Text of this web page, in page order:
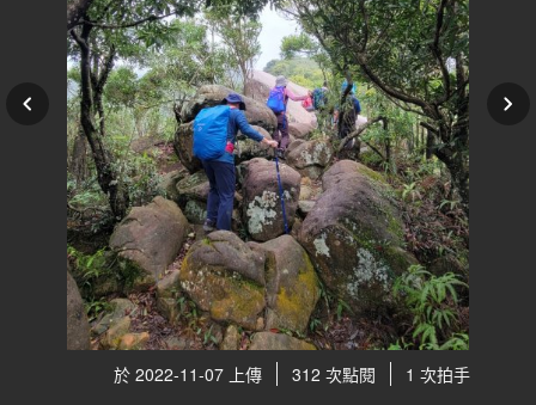
於 2022-11-07 上傳 312 次點閱 1 次拍手